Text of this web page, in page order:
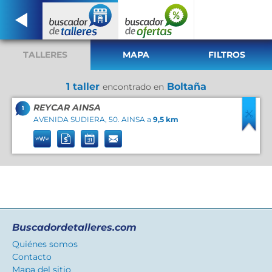
TALLERES MAPA FILTROS
1 taller encontrado en Boltaña
1 REYCAR AINSA
AVENIDA SUDIERA, 50. AINSA a 9,5 km
Buscadordetalleres.com
Quiénes somos
Contacto
Mapa del sitio